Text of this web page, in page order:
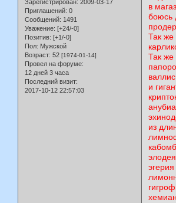
Зарегистрирован: 2009-03-17
Приглашений: 0
Сообщений: 1491
Уважение: [+24/-0]
Позитив: [+1/-0]
Пол: Мужской
Возраст: 52 [1974-01-14]
Провел на форуме:
12 дней 3 часа
Последний визит:
2017-10-12 22:57:03
в
боюсь
Так же
Так
и
из
элодея
эгерия